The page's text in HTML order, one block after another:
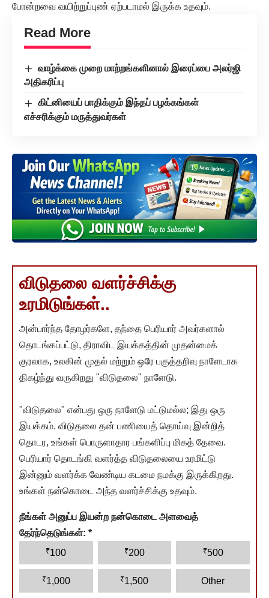
போன்றவை வயிற்றுப்புண் ஏற்படாமல் இருக்க உதவும்.
Read More
வாழ்க்கை முறை மாற்றங்களினால் இரைப்பை அலர்ஜி
அதிகரிப்பு
கிட்னியைப் பாதிக்கும் இந்தப் பழக்கங்கள்
எச்சரிக்கும் மருத்துவர்கள்
விடுதலை வளர்ச்சிக்கு
உரமிடுங்கள்..
அன்பார்ந்த தோழர்களே, தந்தை பெரியார் அவர்களால்
தொடங்கப்பட்டு, திராவிட இயக்கத்தின் முதன்மைக்
குரலாக, உலகின் முதல் மற்றும் ஒரே பகுத்தறிவு நாளேடாக
திகழ்ந்து வருகிறது "விடுதலை" நாளேடு.
"விடுதலை" என்பது ஒரு நாளேடு மட்டுமல்ல; இது ஒரு
இயக்கம். விடுதலை தன் பணியைத் தொய்வு இன்றித்
தொடர, உங்கள் பொருளாதார பங்களிப்பு மிகத் தேவை.
பெரியார் தொடங்கி வளர்த்த விடுதலையை உரமிட்டு
இன்னும் வளர்க்க வேண்டிய கடமை நமக்கு இருக்கிறது.
உங்கள் நன்கொடை அந்த வளர்ச்சிக்கு உதவும்.
நீங்கள் அனுப்ப இயன்ற நன்கொடை அளவைத்
தேர்ந்தெடுங்கள்: *
₹100 ₹200 ₹500
₹1,000 ₹1,500 Other